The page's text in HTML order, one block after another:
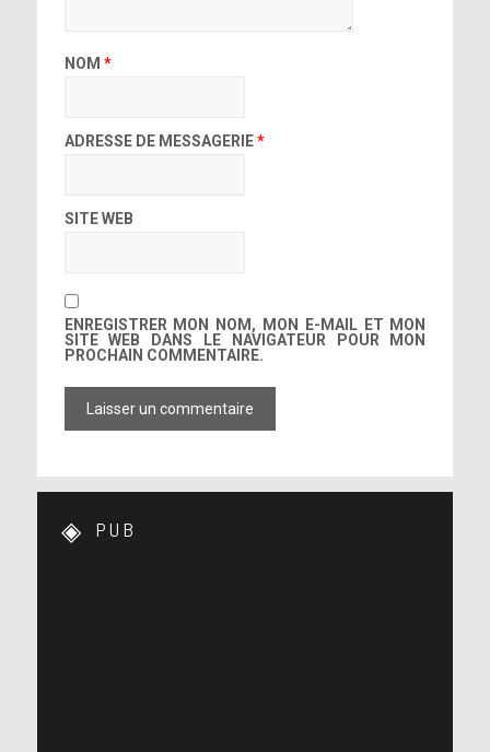
NOM *
ADRESSE DE MESSAGERIE*
SITE WEB
ENREGISTRER MON NOM, MON E-MAIL ET MON
SITE WEB DANS LE NAVIGATEUR POUR MON
PROCHAIN COMMENTAIRE.
PUB